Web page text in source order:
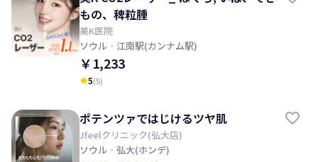
もの、稗粒腫
美K医院
ソウル · 江南駅(カンナム駅)
￥1,233
kid_star5(5)
ポテンツァではじけるツヤ肌
Jfeelクリニック(弘大店)
ソウル · 弘大(ホンデ)